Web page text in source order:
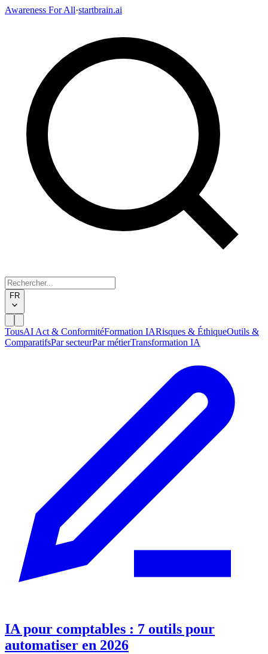
Awareness For All·startbrain.ai
FR
TousAI Act & ConformitéFormation IARisques & ÉthiqueOutils &
ComparatifsPar secteurPar métierTransformation IA
IA pour comptables : 7 outils pour
automatiser en 2026